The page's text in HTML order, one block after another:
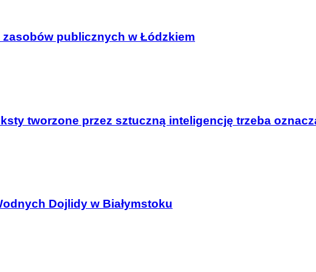
zasobów publicznych w Łódzkiem
tworzone przez sztuczną inteligencję trzeba
Dojlidy w Białymstoku